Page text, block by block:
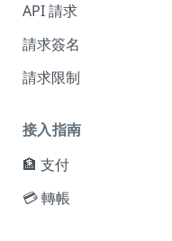
API 請求
請求簽名
請求限制
接入指南
🏦 支付
創建收銀台訂單
💳 轉帳